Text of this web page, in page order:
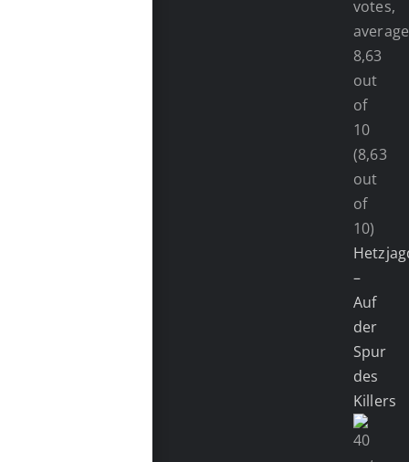
(8,63
out
of
10)
–
Auf
der
Spur
des
Killers